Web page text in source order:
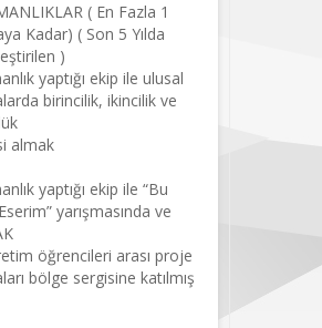
( En Fazla 1
Kadar) ( Son 5 Yılda
)
yaptığı ekip ile ulusal
birincilik, ikincilik ve
almak
yaptığı ekip ile “Bu
yarışmasında ve
öğrencileri arası proje
bölge sergisine katılmış